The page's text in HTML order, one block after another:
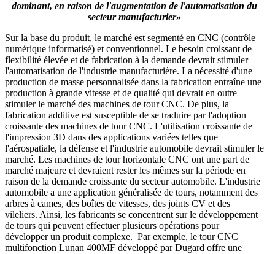
dominant, en raison de l'augmentation de l'automatisation du
secteur manufacturier»
Sur la base du produit, le marché est segmenté en CNC (contrôle
numérique informatisé) et conventionnel. Le besoin croissant de
flexibilité élevée et de fabrication à la demande devrait stimuler
l'automatisation de l'industrie manufacturière. La nécessité d'une
production de masse personnalisée dans la fabrication entraîne une
production à grande vitesse et de qualité qui devrait en outre
stimuler le marché des machines de tour CNC. De plus, la
fabrication additive est susceptible de se traduire par l'adoption
croissante des machines de tour CNC. L'utilisation croissante de
l'impression 3D dans des applications variées telles que
l'aérospatiale, la défense et l'industrie automobile devrait stimuler le
marché. Les machines de tour horizontale CNC ont une part de
marché majeure et devraient rester les mêmes sur la période en
raison de la demande croissante du secteur automobile. L'industrie
automobile a une application généralisée de tours, notamment des
arbres à cames, des boîtes de vitesses, des joints CV et des
vileliers. Ainsi, les fabricants se concentrent sur le développement
de tours qui peuvent effectuer plusieurs opérations pour
développer un produit complexe. Par exemple, le tour CNC
multifonction Lunan 400MF développé par Dugard offre une